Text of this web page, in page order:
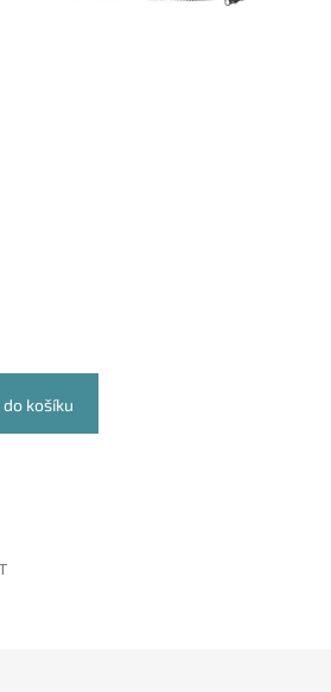
košíku